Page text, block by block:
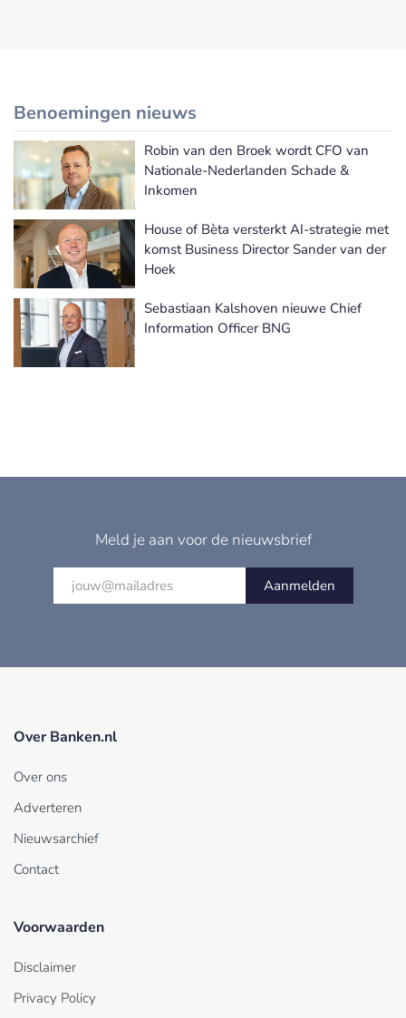
Benoemingen nieuws
Meer Benoemingen nieuws
Robin van den Broek wordt CFO van
Nationale-Nederlanden Schade &
Inkomen
House of Bèta versterkt AI-strategie met
komst Business Director Sander van der
Hoek
Sebastiaan Kalshoven nieuwe Chief
Information Officer BNG
Meld je aan voor de nieuwsbrief
Aanmelden
Over Banken.nl
Over ons
Adverteren
Nieuwsarchief
Contact
Voorwaarden
Disclaimer
Privacy Policy